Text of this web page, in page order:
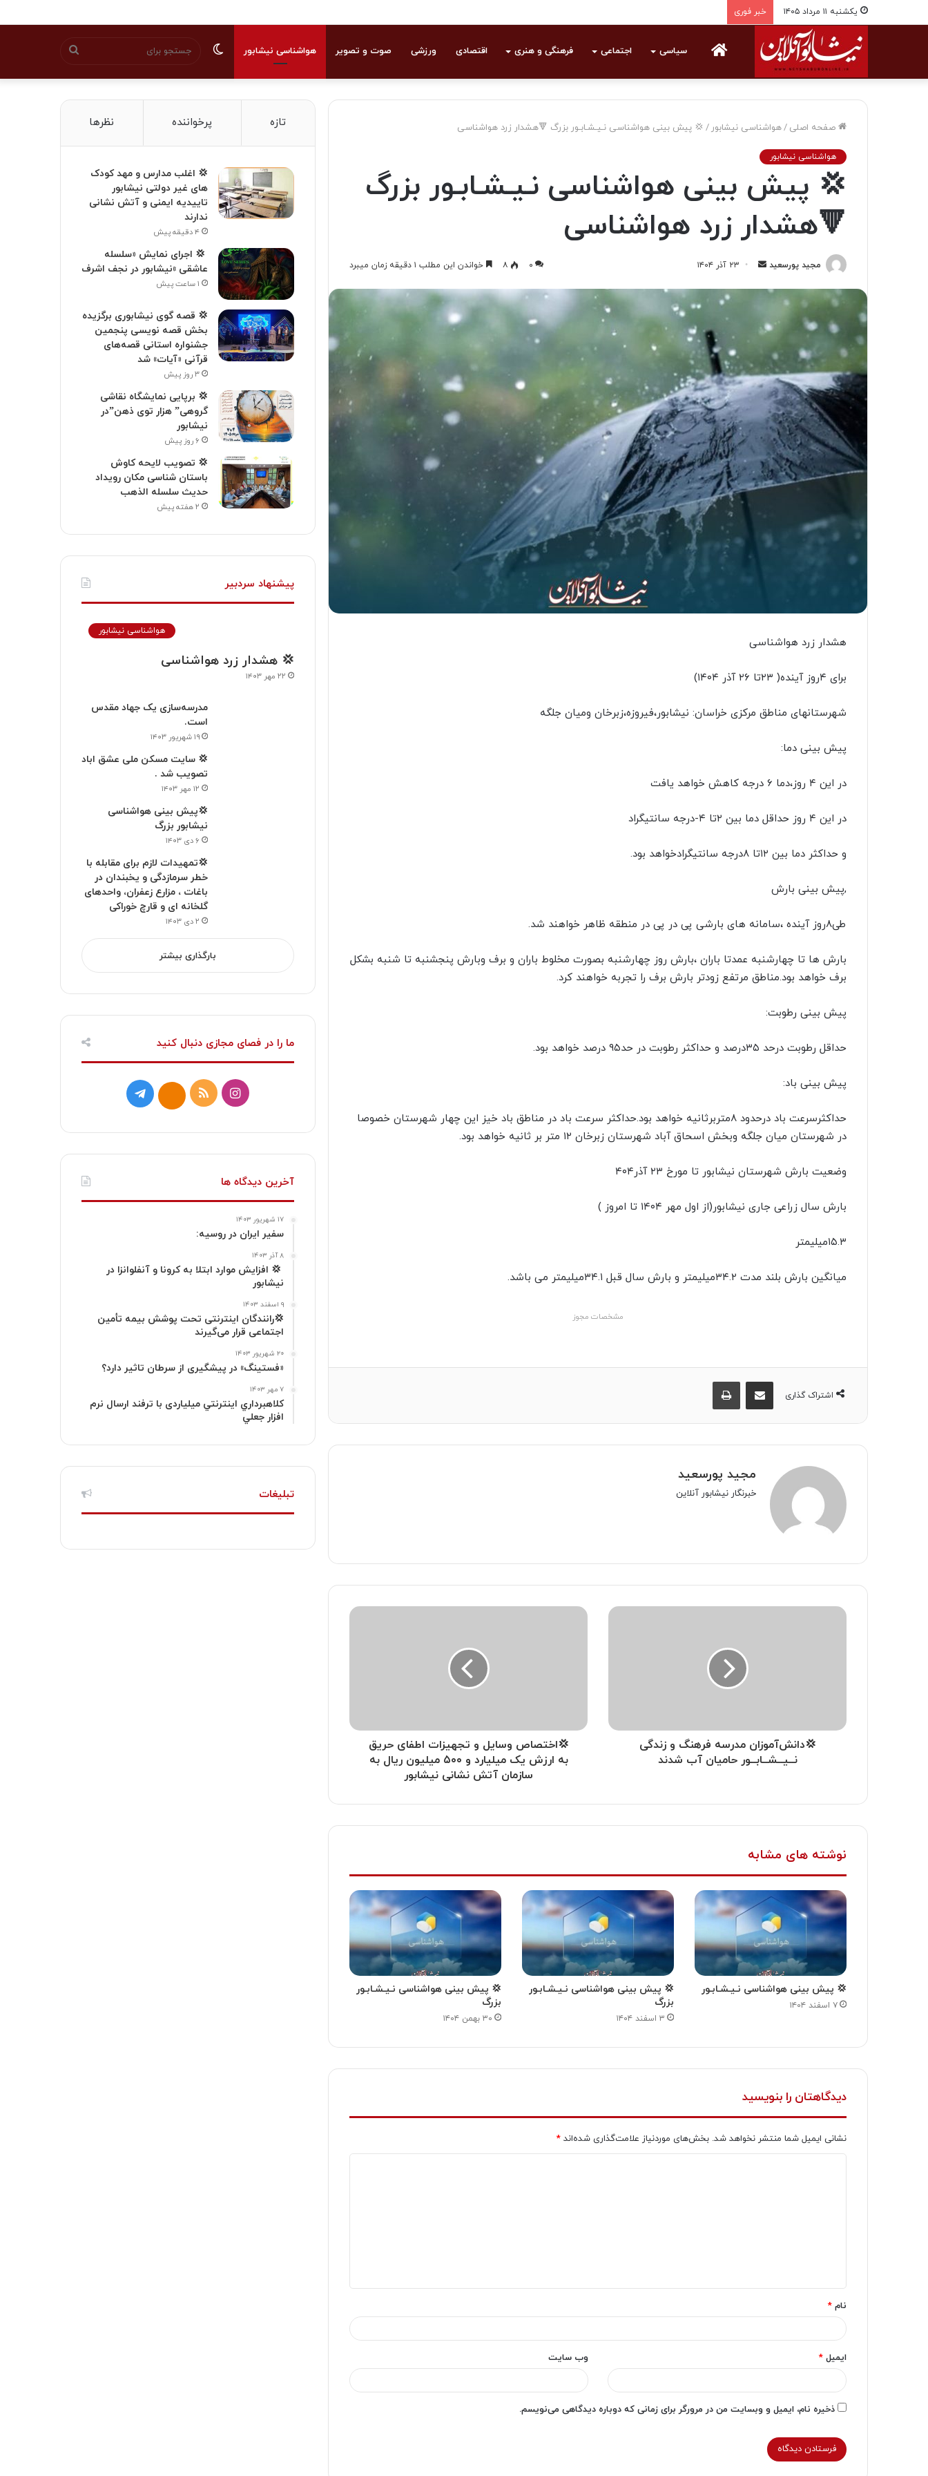
یکشنبه ۱۱ مرداد ۱۴۰۵ خبر فوری
سیاسی اجتماعی فرهنگی و هنری اقتصادی ورزشی صوت و تصویر هواشناسی نیشابور
برای
تغییر
صفحه اصلی /هواشناسی نیشابور / 💢 پیش بینی هواشناسی نـیـشـابـور بزرگ 🔻هشدار زرد هواشناسی
هواشناسی نیشابور
💢 پیش بینی هواشناسی نـیـشـابـور بزرگ
🔻هشدار زرد هواشناسی
مجید پورسعید
ک
۲۳ آذر ۱۴۰۴ ۰ ۸ خواندن این مطلب ۱ دقیقه زمان میبرد
هشدار زرد هواشناسی
برای ۴روز آینده( ۲۳تا ۲۶ آذر ۱۴۰۴)
شهرستانهای مناطق مرکزی خراسان: نیشابور،فیروزه،زبرخان ومیان جلگه
پیش بینی دما:
در این ۴ روز،دما ۶ درجه کاهش خواهد یافت
در این ۴ روز حداقل دما بین ۲تا ۴-درجه سانتیگراد
و حداکثر دما بین ۱۲تا ۸درجه سانتیگرادخواهد بود.
,پیش بینی بارش
طی۸روز آینده ،سامانه های بارشی پی در پی در منطقه ظاهر خواهند شد.
بارش ها تا چهارشنبه عمدتا باران ،بارش روز چهارشنبه بصورت مخلوط باران و برف وبارش پنجشنبه تا شنبه بشکل
برف خواهد بود.مناطق مرتفع زودتر بارش برف را تجربه خواهند کرد.
پیش بینی رطوبت:
حداقل رطوبت درحد ۳۵درصد و حداکثر رطوبت در حد۹۵ درصد خواهد بود.
پیش بینی باد:
حداکثرسرعت باد درحدود ۸متربرثانیه خواهد بود.حداکثر سرعت باد در مناطق باد خیز این چهار شهرستان خصوصا
در شهرستان میان جلگه وبخش اسحاق آباد شهرستان زبرخان ۱۲ متر بر ثانیه خواهد بود.
وضعیت بارش شهرستان نیشابور تا مورخ ۲۳ آذر۴۰۴
بارش سال زراعی جاری نیشابور(از اول مهر ۱۴۰۴ تا امروز )
۱۵.۳میلیمتر
میانگین بارش بلند مدت ۳۴.۲میلیمتر و بارش سال قبل ۳۴.۱میلیمتر می باشد.
مشخصات مجوز
اشتراک گذاری
مجید پورسعید
خبرنگار نیشابور آنلاین
💢دانش‌آموزان مدرسه فرهنگ و زندگی
نــیــشــابــور حامیان آب شدند
💢اختصاص وسایل و تجهیزات اطفای حریق
به ارزش یک میلیارد و ۵۰۰ میلیون ریال به
سازمان آتش نشانی نیشابور
نوشته های مشابه
💢 پیش بینی هواشناسی نـیـشـابـور
۷ اسفند ۱۴۰۴
💢 پیش بینی هواشناسی نـیـشـابـور
بزرگ
۳ اسفند ۱۴۰۴
💢 پیش بینی هواشناسی نـیـشـابـور
بزرگ
۳۰ بهمن ۱۴۰۴
دیدگاهتان را بنویسید
نشانی ایمیل شما منتشر نخواهد شد. بخش‌های موردنیاز علامت‌گذاری شده‌اند *
*
نام *
ایمیل * وب‌ سایت
ذخیره نام، ایمیل و وبسایت من در مرورگر برای زمانی که دوباره دیدگاهی می‌نویسم.
تازه پرخواننده نظرها
💢 اغلب مدارس و مهد کودک
های غیر دولتی نیشابور
تاییدیه ایمنی و آتش نشانی
ندارند
۴ دقیقه پیش
‍ 💢 اجرای نمایش «سلسله
عاشقی »نیشابور در نجف اشرف
۱ ساعت پیش
💢 قصه گوی نیشابوری برگزیده
بخش قصه نویسی پنجمین
جشنواره استانی قصه‌های
قرآنی «آیات» شد
۳ روز پیش
💢 برپایی نمایشگاه نقاشی
گروهی” هزار توی ذهن”در
نیشابور
۶ روز پیش
💢 تصویب لایحه کاوش
باستان شناسی مکان رویداد
حدیث سلسله الذهب
۲ هفته پیش
پیشنهاد سردبیر
هواشناسی نیشابور
💢 هشدار زرد هواشناسی
۲۲ مهر ۱۴۰۳
مدرسه‌سازی یک جهاد مقدس
است.
۱۹ شهریور ۱۴۰۳
💢 سایت مسکن ملی عشق اباد
تصویب شد .
۱۲ مهر ۱۴۰۳
💢پیش بینی هواشناسی
نیشابور بزرگ
۶ دی ۱۴۰۳
💢تمهیدات لازم برای مقابله با
خطر سرمازدگی و یخبندان در
باغات ، مزارع زعفران، واحدهای
گلخانه ای و قارچ خوراکی
۲ دی ۱۴۰۳
بارگذاری بیشتر
ما را در فصای مجازی دنبال کنید
ا
س
ت
ا
م
خ
ک
ت
ا
آخرین دیدگاه ها
۱۷ شهریور ۱۴۰۳
سفیر ایران در روسیه:
۸ آذر ۱۴۰۳
‍ 💢 افزایش موارد ابتلا به کرونا و آنفلوانزا در
نیشابور
۹ اسفند ۱۴۰۳
💢رانندگان اینترنتی تحت پوشش بیمه تأمین
اجتماعی قرار می‌گیرند
۲۰ شهریور ۱۴۰۳
«فستینگ» در پیشگیری از سرطان تاثیر دارد؟
۷ مهر ۱۴۰۳
كلاهبرداري اينترنتي میلیاردی با ترفند ارسال نرم
افزار جعلي
تبلیغات